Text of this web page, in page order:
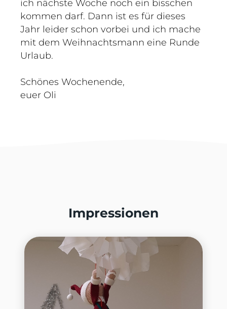
ich nächste Woche noch ein bisschen
kommen darf. Dann ist es für dieses
Jahr leider schon vorbei und ich mache
mit dem Weihnachtsmann eine Runde
Urlaub.
Schönes Wochenende,
euer Oli
Impressionen